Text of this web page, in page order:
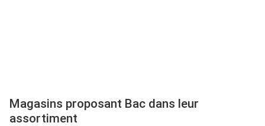
Magasins proposant Bac dans leur
assortiment